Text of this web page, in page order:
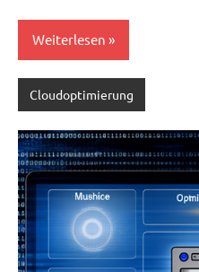
Weiterlesen
Cloudoptimierung